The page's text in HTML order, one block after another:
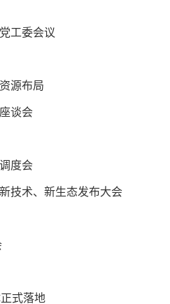
工委会议
源布局
谈会
度会
技术、新生态发布大会
式落地